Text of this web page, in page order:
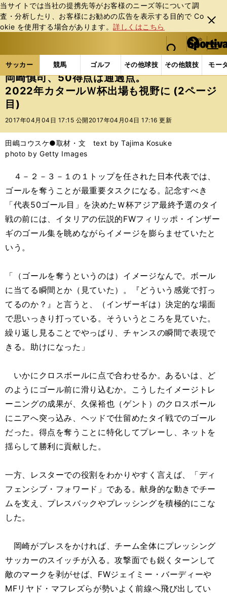
当サイトでは当社の提携先等がお客様のニーズ等について調
査・分析したり、お客様にお勧めの広告を表⽰する⽬的で Co
okie を使⽤する場合があります。詳しくはこちら
閉じ
る
web Sportiva (webスポルティーバ)
検索
マイペ
ー
ジ
メニュ
サッカー 競馬 ゴルフ その他球技 その他競技 モー
ス
ポ
ル
テ
ー
バ
サッカーの記事一覧 海外サッカー 海外サッカー
岡崎慎司、50得点は通過点。
2022年カタールＷ杯出場も視野に (2ページ
目)
2017年04月04日 17:15 公開 2017年04月04日 17:16 更新
田嶋コウスケ●取材・文 text by Tajima Kosuke
photo by Getty Images
４－２－３－１の１トップを任された日本代表では、
ゴールを奪うことが最重要タスクになる。記念すべき
「代表50ゴール目」を決めたＷ杯アジア最終予選のタイ
戦の前には、イタリアの伝説的FWフィリッポ・インザー
ギのゴール集を眺めながらイメージを膨らませていたと
いう。
「（ゴールを奪うというのは）イメージなんで。ボール
に当てる瞬間とか（見ていた）。『どういう感覚で打っ
てるのか？』と言うと、（インザーギは）決定的な場面
で思いっきり打っている。そういうところを見ていた。
繰り返し見ることでやっぱり、チャンスの瞬間で表現で
きる。助けになった」
いかにクロスボールに点で合わせるか。あるいは、ど
のようにゴール前に滑り込むか。こうしたイメージトレ
ーニングの成果が、久保裕也（ゲント）のクロスボール
にニアへ突っ込み、ヘッドで仕留めたタイ戦でのゴール
だった。得点を奪うことに特化してプレーし、ネットを
揺らして勝利に貢献した。
一方、レスターでの役割をわかりやすく言えば、「ディ
フェンシブ・フォワード」である。献身的な動きでチー
ムを支え、プレスバックやプレッシングを積極的にこな
した。
岡崎がプレスをかければ、チーム全体にプレッシング
サッカーのスイッチが入る。攻撃面でも鋭くターンして
敵のマークを剥がせば、FWジェイミー・バーディーや
MFリヤド・マフレズらが勢いよく前線へ飛び出してい